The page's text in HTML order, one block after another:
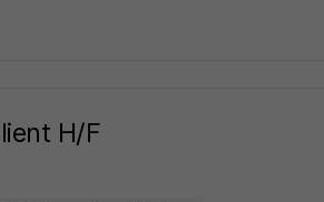
H/F